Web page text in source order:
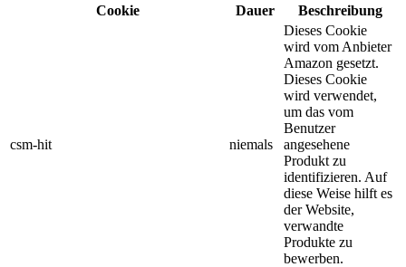
Cookie
Dauer Beschreibung
csm-hit niemals
Dieses Cookie
wird vom Anbieter
Amazon gesetzt.
Dieses Cookie
wird verwendet,
um das vom
Benutzer
angesehene
Produkt zu
identifizieren. Auf
diese Weise hilft es
der Website,
verwandte
Produkte zu
bewerben.